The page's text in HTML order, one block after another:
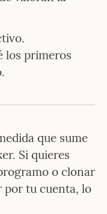
los primeros
que sume
Si quieres
o clonar
por tu cuenta, lo